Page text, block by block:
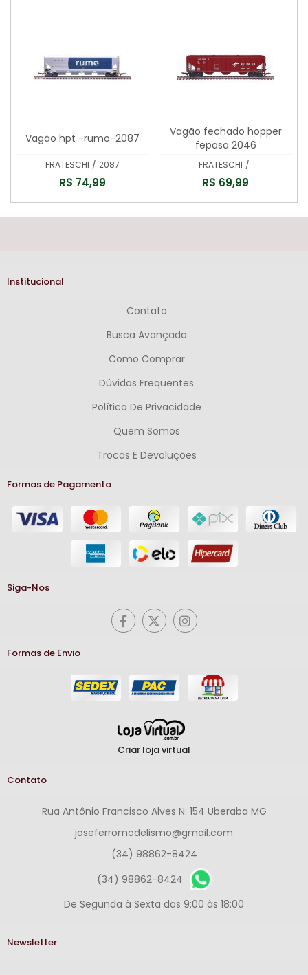
Vagão hpt -rumo-2087
FRATESCHI / 2087
R$ 74,99
Vagão fechado hopper
fepasa 2046
FRATESCHI /
R$ 69,99
Institucional
Contato
Busca Avançada
Como Comprar
Dúvidas Frequentes
Política De Privacidade
Quem Somos
Trocas E Devoluções
Formas de Pagamento
Siga-Nos
Formas de Envio
Criar loja virtual
Contato
Rua Antônio Francisco Alves N: 154 Uberaba MG
joseferromodelismo@gmail.com
(34) 98862-8424
(34) 98862-8424
De Segunda à Sexta das 9:00 às 18:00
Newsletter